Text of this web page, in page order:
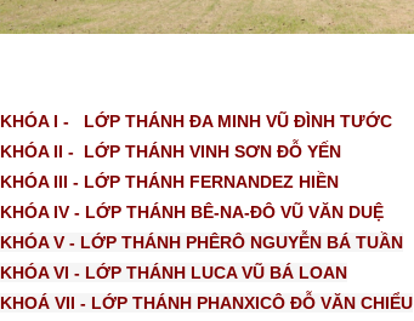
KHÓA I - LỚP THÁNH ĐA MINH VŨ ĐÌNH TƯỚC
KHÓA II - LỚP THÁNH VINH SƠN ĐỖ YẾN
KHÓA III - LỚP THÁNH FERNANDEZ HIỀN
KHÓA IV - LỚP THÁNH BÊ-NA-ĐÔ VŨ VĂN DUỆ
KHÓA V - LỚP THÁNH PHÊRÔ NGUYỄN BÁ TUẦN
KHÓA VI - LỚP THÁNH LUCA VŨ BÁ LOAN
KHOÁ VII - LỚP THÁNH PHANXICÔ ĐỖ VĂN CHIỂU